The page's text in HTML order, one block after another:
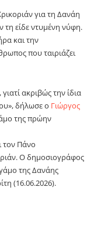
για τη Δανάη
είδε ντυμένη νύφη.
και την
που ταιριάζει
ακριβώς την ίδια
δήλωσε ο Γιώργος
της πρώην
τον Πάνο
Ο δημοσιογράφος
της Δανάης
(16.06.2026).